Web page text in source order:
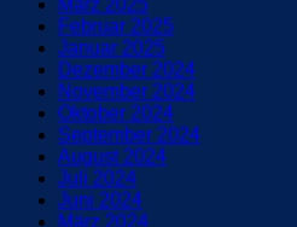
Februar 2025
Januar 2025
Dezember 2024
November 2024
Oktober 2024
September 2024
August 2024
Juli 2024
Juni 2024
März 2024